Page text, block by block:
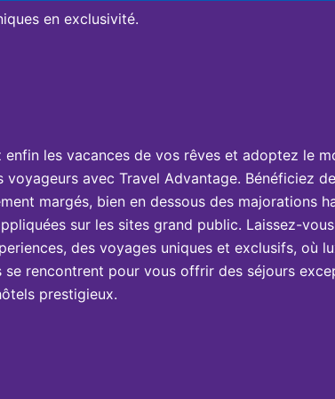
en exclusivité.
enfin les vacances de vos rêves et adoptez le
voyageurs avec Travel Advantage. Bénéficiez
margés, bien en dessous des majorations
sur les sites grand public. Laissez-
des voyages uniques et exclusifs, où
se rencontrent pour vous offrir des séjours
prestigieux.